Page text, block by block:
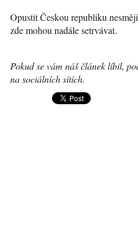
Opustit Českou republiku
zde mohou nadále setrvávat.
Pokud se vám náš článek líbil,
na sociálních sítích.